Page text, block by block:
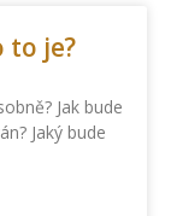
to je?
Jak bude
Jaký bude